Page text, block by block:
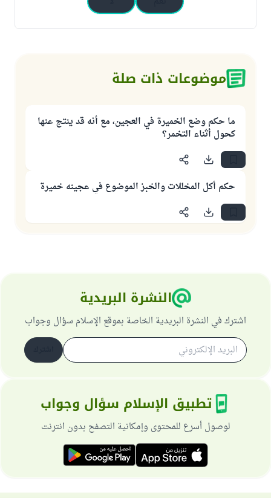
موضوعات ذات صلة
ما حكم وضع الخميرة في العجين، مع أنه قد ينتج عنها
كحول أثناء التخمر؟
حكم أكل المخللات والخبز الموضوع في عجينه خميرة
النشرة البريدية
اشترك في النشرة البريدية الخاصة بموقع الإسلام سؤال وجواب
تطبيق الإسلام سؤال وجواب
لوصول أسرع للمحتوى وإمكانية التصفح بدون انترنت